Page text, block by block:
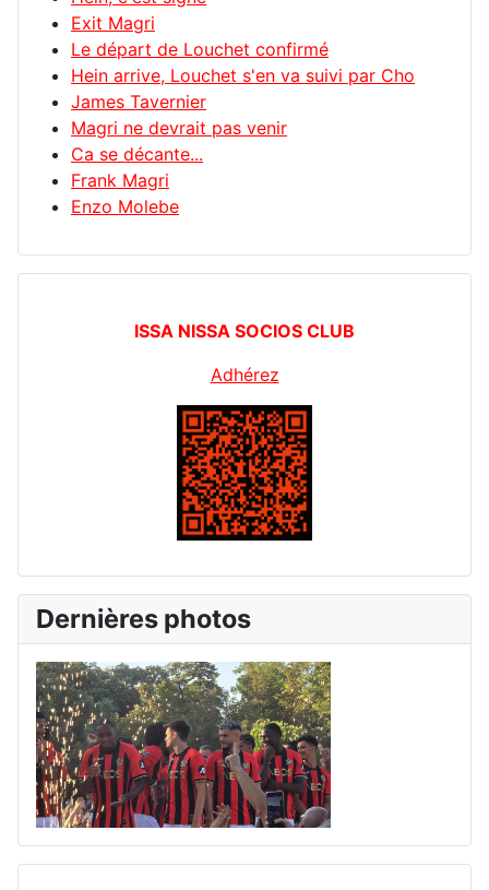
Exit Magri
Le départ de Louchet confirmé
Hein arrive, Louchet s'en va suivi par Cho
James Tavernier
Magri ne devrait pas venir
Ca se décante...
Frank Magri
Enzo Molebe
ISSA NISSA SOCIOS CLUB
Adhérez
Dernières photos